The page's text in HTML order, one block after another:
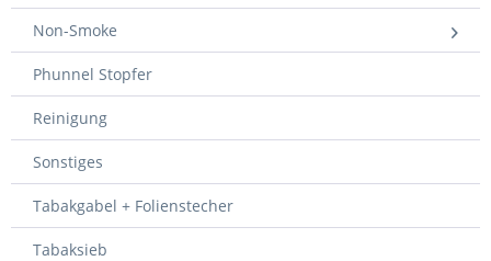
Non-Smoke
Phunnel Stopfer
Reinigung
Sonstiges
Tabakgabel + Folienstecher
Tabaksieb